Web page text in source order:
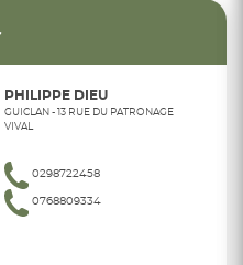
PHILIPPE DIEU
GUICLAN - 13 RUE DU PATRONAGE
VIVAL
0298722458
0768809334